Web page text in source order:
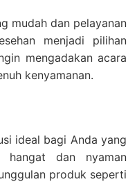
mudah dan pelayanan
menjadi pilihan
mengadakan acara
kenyamanan.
ideal bagi Anda yang
hangat dan nyaman
produk seperti